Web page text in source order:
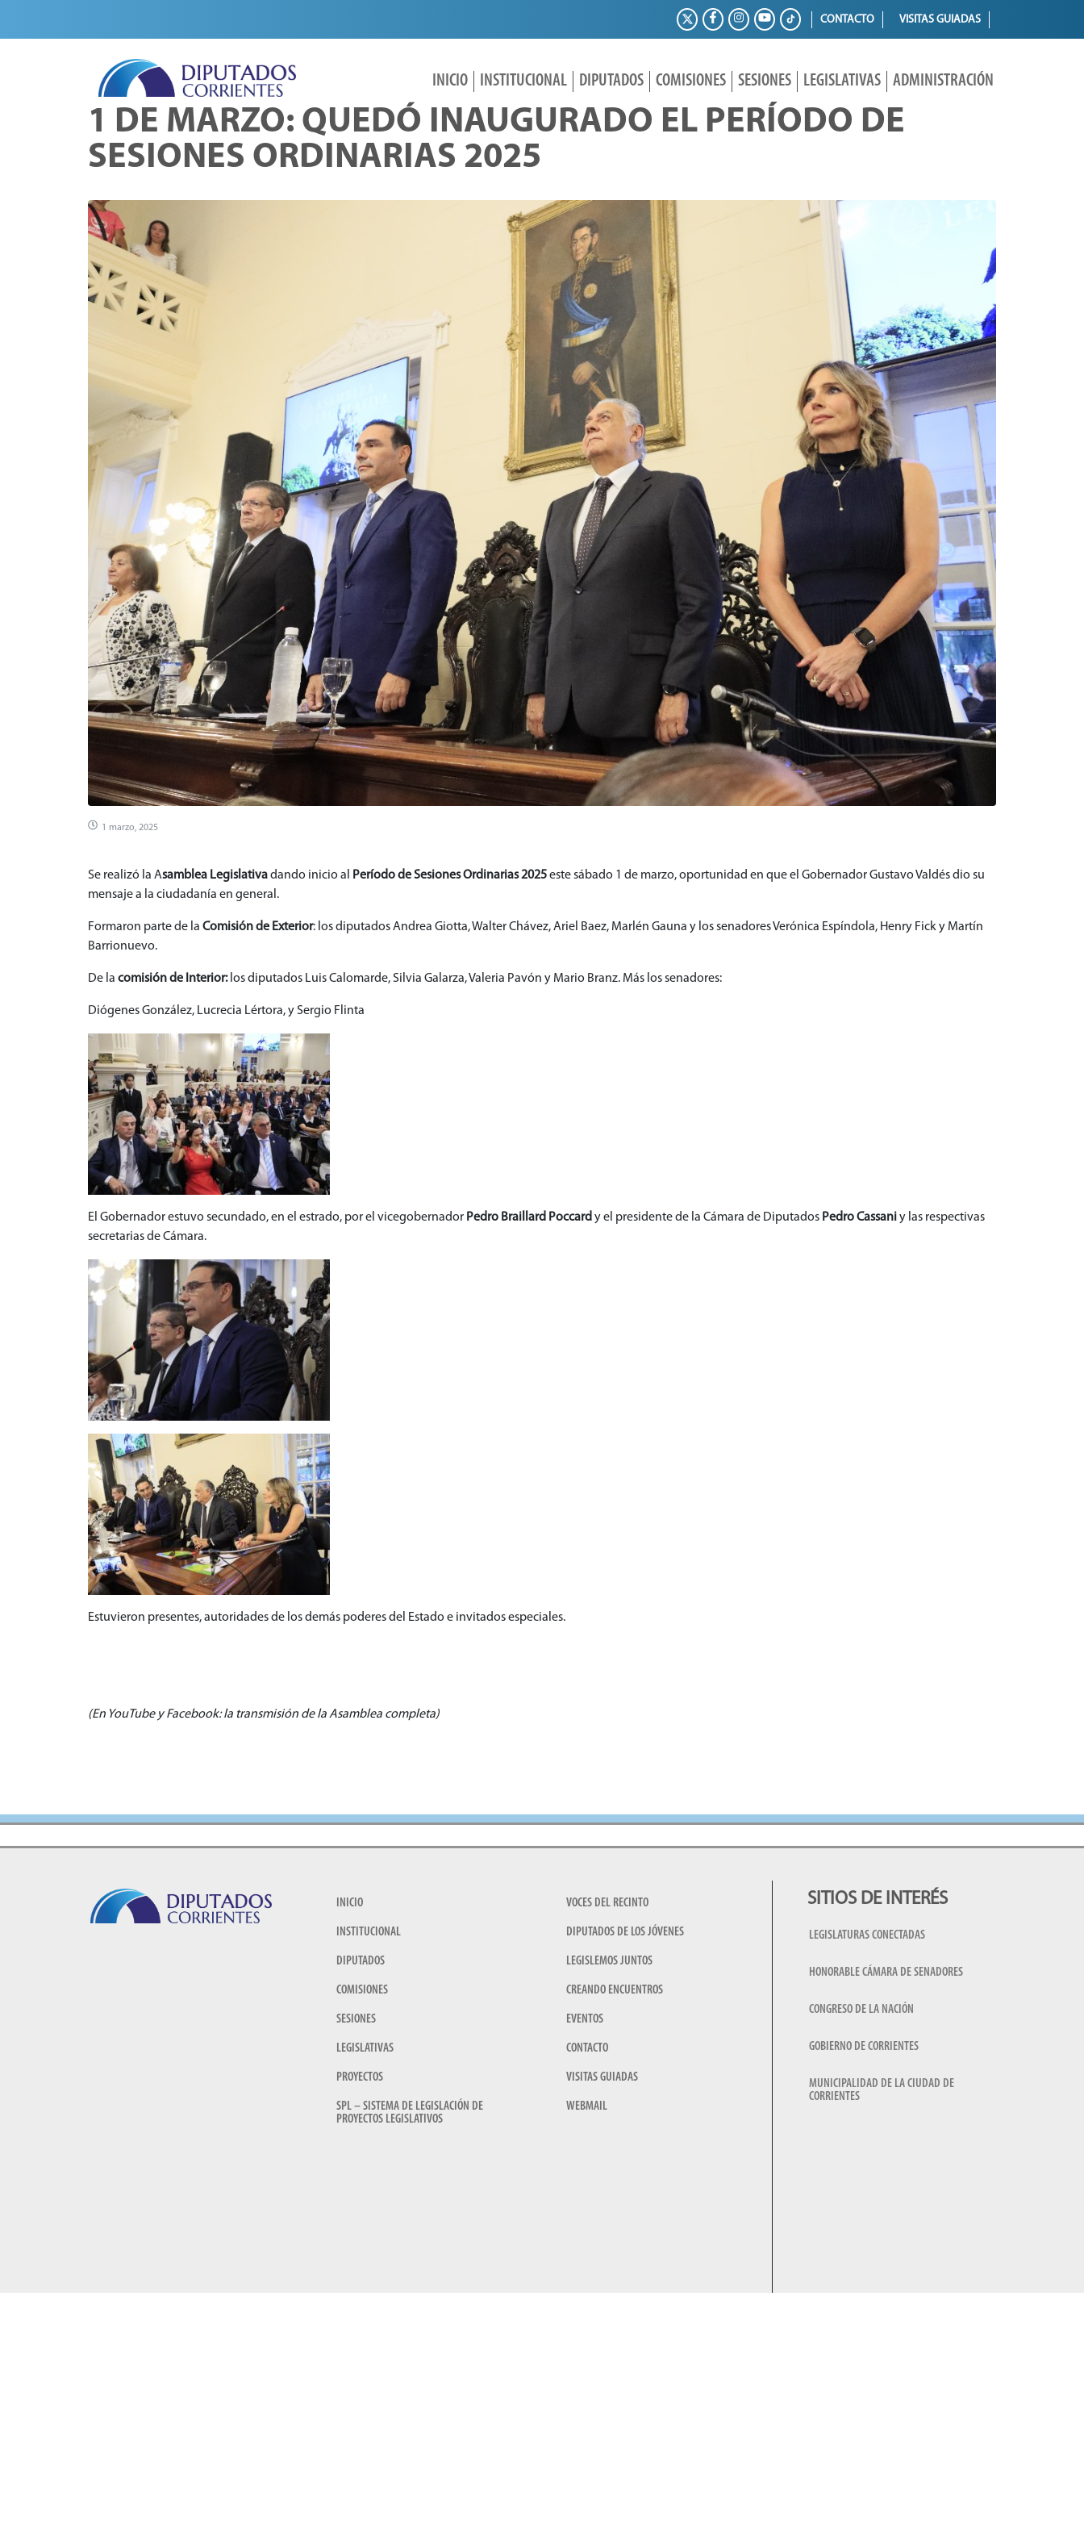
CONTACTO VISITAS GUIADAS
INICIO INSTITUCIONAL DIPUTADOS COMISIONES SESIONES LEGISLATIVAS ADMINISTRACIÓN
1 DE MARZO: QUEDÓ INAUGURADO EL PERÍODO DE
SESIONES ORDINARIAS 2025
1 marzo, 2025
Se realizó la Asamblea Legislativadando inicio al Período de Sesiones Ordinarias 2025este sábado 1 de marzo, oportunidad en que el Gobernador Gustavo Valdés dio su
mensaje a la ciudadanía en general.
Formaron parte de la Comisión de Exterior: los diputados Andrea Giotta, Walter Chávez, Ariel Baez, Marlén Gauna y los senadores Verónica Espíndola, Henry Fick y Martín
Barrionuevo.
De la comisión de Interior:los diputados Luis Calomarde, Silvia Galarza, Valeria Pavón y Mario Branz. Más los senadores:
Diógenes González, Lucrecia Lértora, y Sergio Flinta
El Gobernador estuvo secundado, en el estrado, por el vicegobernador Pedro Braillard Poccard y el presidente de la Cámara de Diputados Pedro Cassaniy las respectivas
secretarias de Cámara.
Estuvieron presentes, autoridades de los demás poderes del Estado e invitados especiales.
(En YouTube y Facebook: la transmisión de la Asamblea completa)
INICIO
INSTITUCIONAL
DIPUTADOS
COMISIONES
SESIONES
LEGISLATIVAS
PROYECTOS
SPL – SISTEMA DE LEGISLACIÓN DE
PROYECTOS LEGISLATIVOS
VOCES DEL RECINTO
DIPUTADOS DE LOS JÓVENES
LEGISLEMOS JUNTOS
CREANDO ENCUENTROS
EVENTOS
CONTACTO
VISITAS GUIADAS
WEBMAIL
SITIOS DE INTERÉS
LEGISLATURAS CONECTADAS
HONORABLE CÁMARA DE SENADORES
CONGRESO DE LA NACIÓN
GOBIERNO DE CORRIENTES
MUNICIPALIDAD DE LA CIUDAD DE
CORRIENTES